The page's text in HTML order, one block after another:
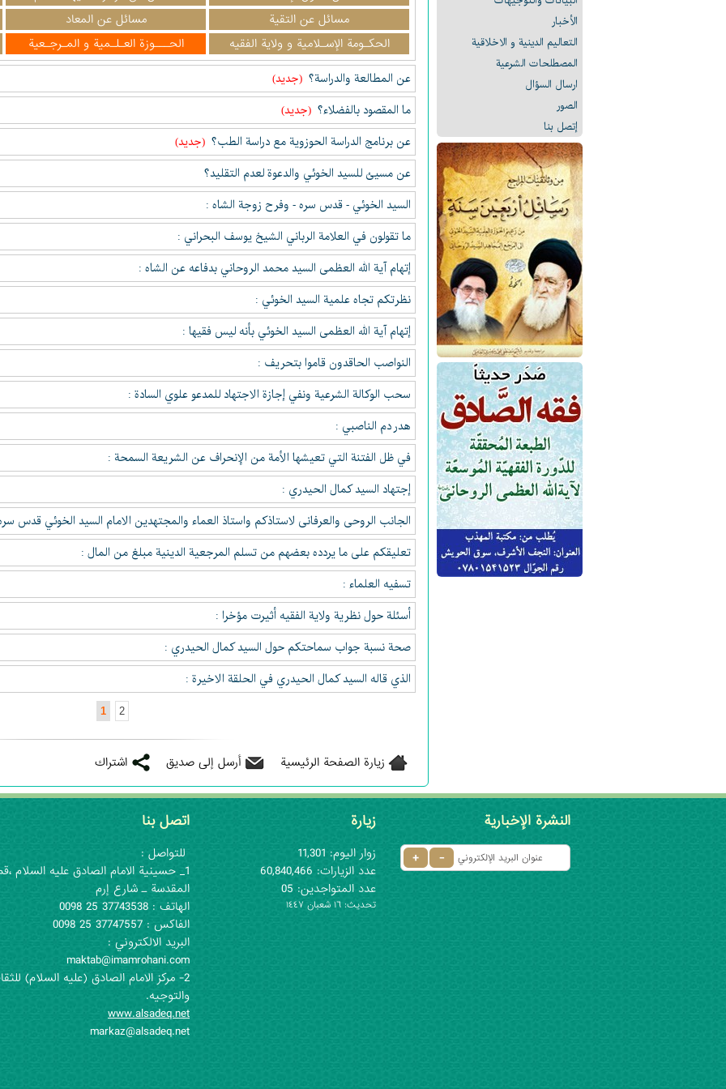
الأخبار
التعالیم الدینیة و الاخلاقیة
المصطلحات الشرعیة
ارسال السؤال
الصور
إتصل بنا
مسائل عن التقیة
مسائل عن المعاد
الحكـومة الإسـلامية و ولاية الفقيه
الحـــوزة العـلـمية و المـرجـعية
عن المطالعة والدراسة؟ (جدید)
ما المقصود بالفضلاء؟ (جدید)
عن برنامج الدراسة الحوزوية مع دراسة الطب؟ (جدید)
عن مسيئ للسيد الخوئي والدعوة لعدم التقليد؟
السيد الخوئي - قدس سره - وفرح زوجة الشاه :
ما تقولون في العلامة الرباني الشيخ يوسف البحراني :
إتهام آية الله العظمى السيد محمد الروحاني بدفاعه عن الشاه :
نظرتكم تجاه علمية السيد الخوئي :
إتهام آية الله العظمى السيد الخوئي بأنه ليس فقيها :
النواصب الحاقدون قاموا بتحريف :
سحب الوكالة الشرعية ونفي إجازة الاجتهاد للمدعو علوي السادة :
هدر دم الناصبي :
في ظل الفتنة التي تعيشها الأمة من الإنحراف عن الشريعة السمحة :
إجتهاد السيد كمال الحيدري :
الجانب الروحى والعرفانى لاستاذكم واستاذ العماء والمجتهدين الامام السيد الخوئي قدس
تعليقكم على ما يردده بعضهم من تسلم المرجعية الدينية مبلغ من المال :
تسفيه العلماء :
أسئلة حول نظرية ولاية الفقيه أثيرت مؤخرا :
صحة نسبة جواب سماحتكم حول السيد كمال الحيدري :
الذي قاله السيد كمال الحيدري في الحلقة الاخيرة :
1 2
زيارة الصفحة الرئيسية أرسل إلى صديق اشتراك
النشرة الإخبارية زيارة
زوار اليوم: 11,301
عدد الزيارات: 60,840,466
عدد المتواجدين: 05
تحديث: ١٦ شعبان ١٤٤٧
اتصل بنا
للتواصل :
1_ حسينية الامام الصادق عليه السلام
المقدسة ـ شارع إرم
الهاتف : 37743538 25 0098
الفاكس : 37747557 25 0098
البريد الالكتروني :
maktab@imamrohani.com
2- مركز الامام الصادق (علیه السلام)
والتوجيه.
www.alsadeq.net
markaz@alsadeq.net